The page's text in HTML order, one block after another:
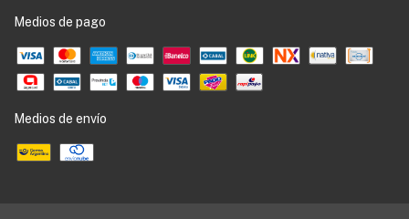
Medios de pago
Medios de envío